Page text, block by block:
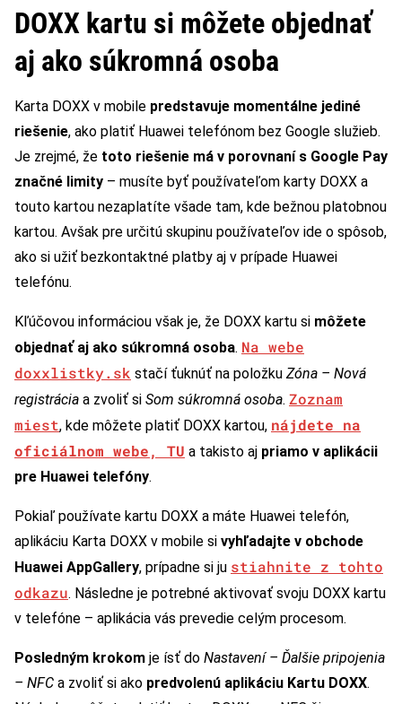
DOXX kartu si môžete objednať
aj ako súkromná osoba
Karta DOXX v mobile predstavuje momentálne jediné
riešenie, ako platiť Huawei telefónom bez Google služieb.
Je zrejmé, že toto riešenie má v porovnaní s Google Pay
značné limity – musíte byť používateľom karty DOXX a
touto kartou nezaplatíte všade tam, kde bežnou platobnou
kartou. Avšak pre určitú skupinu používateľov ide o spôsob,
ako si užiť bezkontaktné platby aj v prípade Huawei
telefónu.
Kľúčovou informáciou však je, že DOXX kartu si môžete
objednať aj ako súkromná osoba. Na webe
doxxlistky.sk stačí ťuknúť na položku Zóna – Nová
registrácia a zvoliť si Som súkromná osoba. Zoznam
miest, kde môžete platiť DOXX kartou, nájdete na
oficiálnom webe, TU a takisto aj priamo v aplikácii
pre Huawei telefóny.
Pokiaľ používate kartu DOXX a máte Huawei telefón,
aplikáciu Karta DOXX v mobile si vyhľadajte v obchode
Huawei AppGallery, prípadne si ju stiahnite z tohto
odkazu. Následne je potrebné aktivovať svoju DOXX kartu
v telefóne – aplikácia vás prevedie celým procesom.
Posledným krokom je ísť do Nastavení – Ďalšie pripojenia
– NFC a zvoliť si ako predvolenú aplikáciu Kartu DOXX.